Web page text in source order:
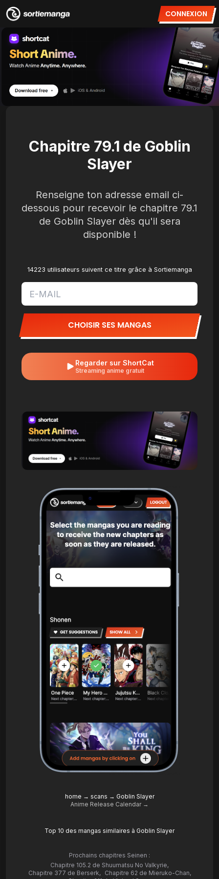
CONNEXION
Chapitre 79.1 de Goblin
Slayer
Renseigne ton adresse email ci-
dessous pour recevoir le chapitre 79.1
de Goblin Slayer dès qu'il sera
disponible !
14223 utilisateurs suivent ce titre grâce à Sortiemanga
CHOISIR SES MANGAS
Regarder sur ShortCat
Streaming anime gratuit
home → scans → Goblin Slayer
Anime Release Calendar →
Top 10 des mangas similaires à Goblin Slayer
Prochains chapitres Seinen :
Chapitre 105.2 de Shuumatsu No Valkyrie,
Chapitre 377 de Berserk, Chapitre 62 de Mieruko-Chan,